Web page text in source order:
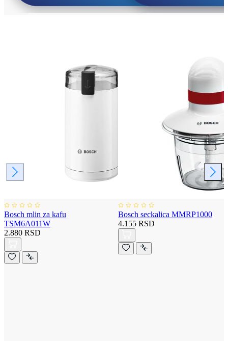
Bosch mlin za kafu
TSM6A011W
2.880 RSD
Bosch seckalica MMRP1000
4.155 RSD